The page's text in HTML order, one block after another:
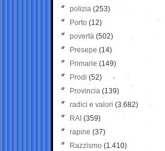
polizia (253)
Porto (12)
povertà (502)
Presepe (14)
Primarie (149)
Prodi (52)
Provincia (139)
radici e valori (3.682)
RAI (359)
rapine (37)
Razzismo (1.410)